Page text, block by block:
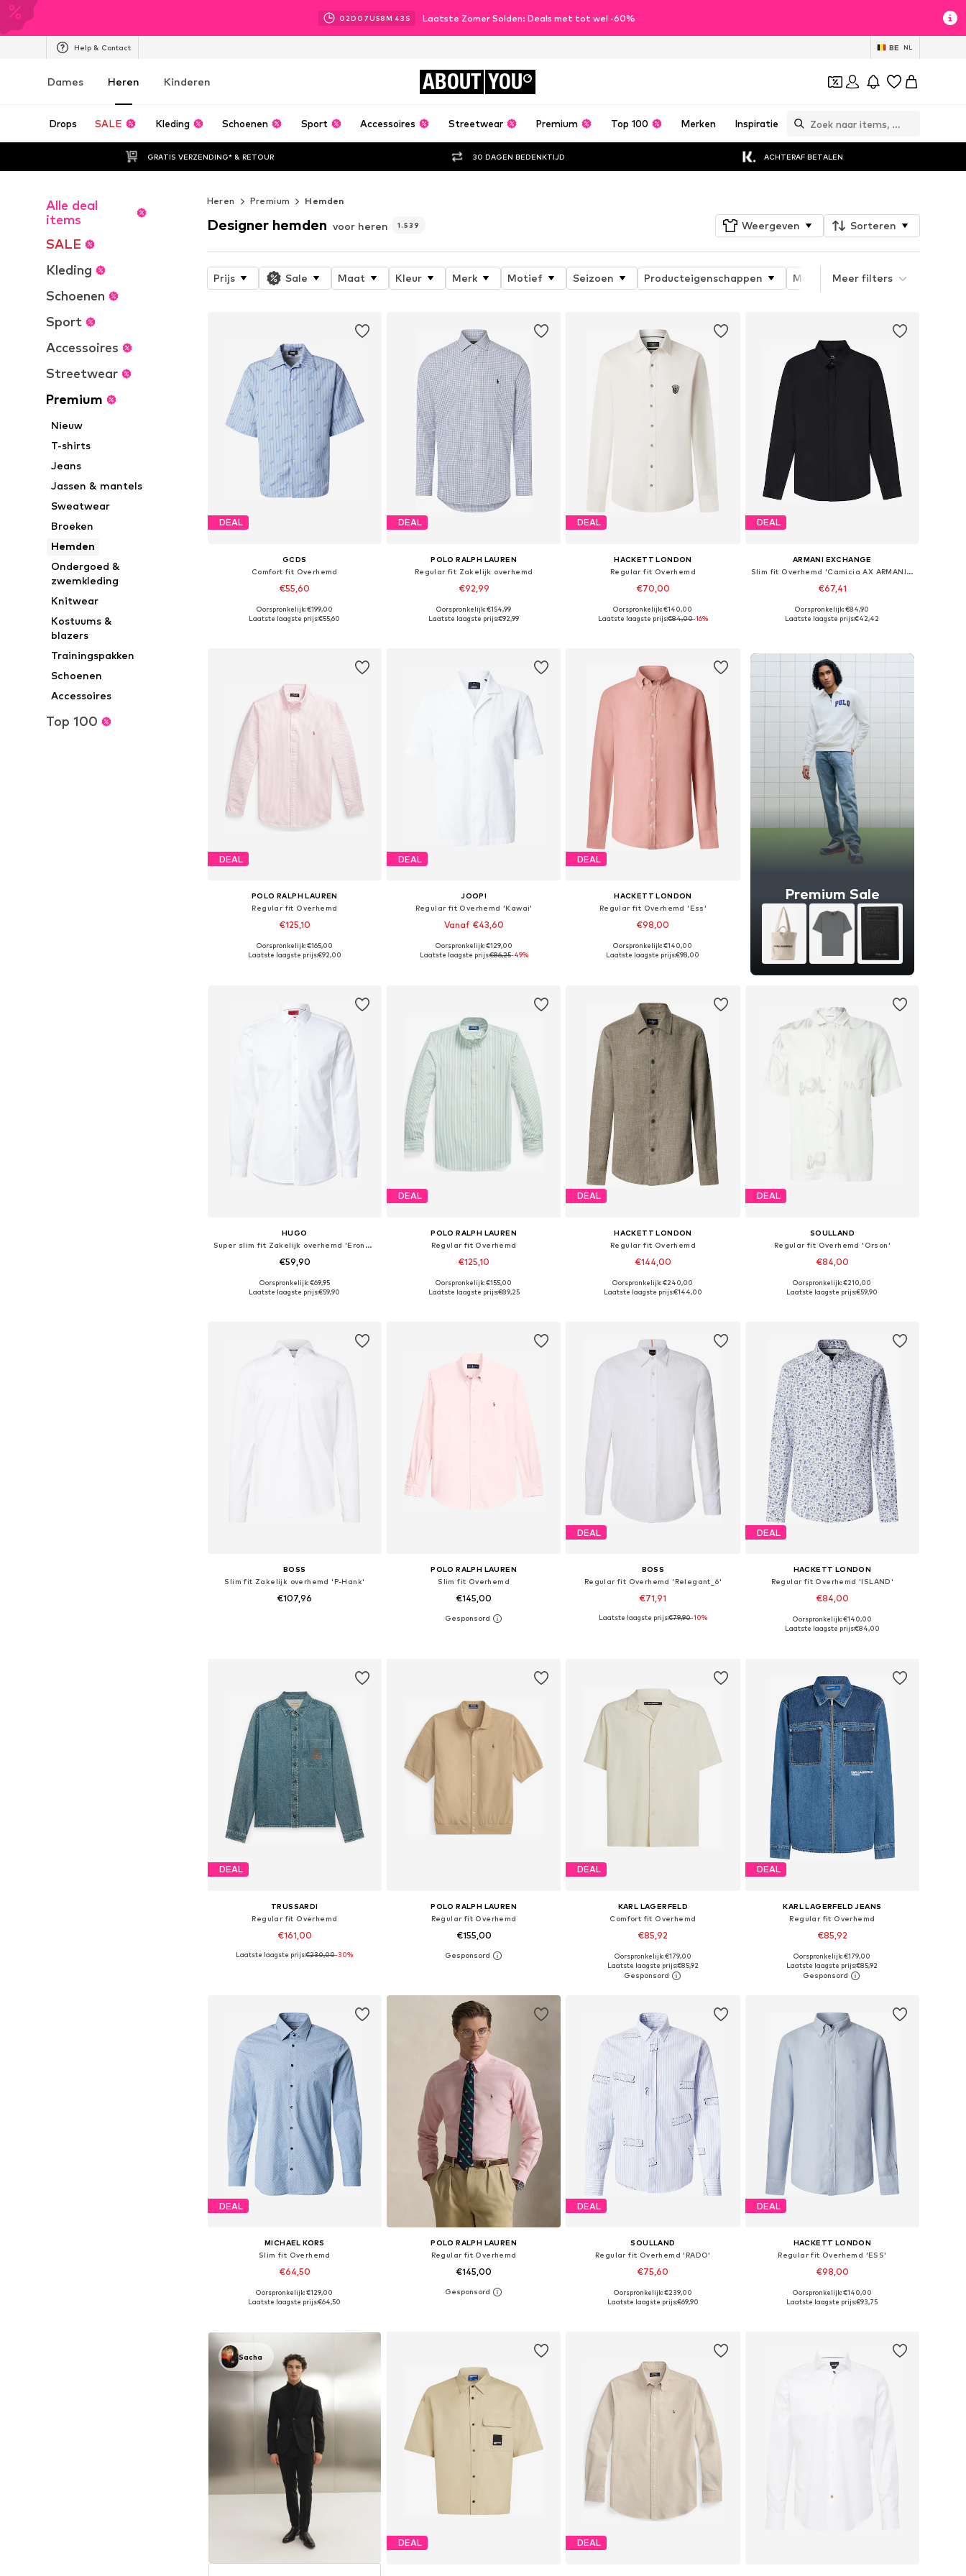
02D 07U58M 40 S Laatste Zomer Solden: Deals met tot wel -60%
Help & Contact BE NL
Dames Heren Kinderen ABOUT YOU
Drops SALE Kleding Schoenen Sport Accessoires Streetwear Premium Top 100 Merken Inspiratie
GRATIS VERZENDING* & RETOUR 30 DAGEN BEDENKTIJD ACHTERAF BETALEN
Alle deal
items
SALE
Kleding
Schoenen
Sport
Accessoires
Streetwear
Premium
Nieuw
T-shirts
Jeans
Jassen & mantels
Sweatwear
Broeken
Hemden
Ondergoed &
zwemkleding
Knitwear
Kostuums &
blazers
Trainingspakken
Schoenen
Accessoires
Top 100
Heren Premium Hemden
Designer hemden voor heren 1.539 Weergeven Sorteren
Prijs Sale Maat Kleur Merk Motief Seizoen Producteigenschappen Materiaal Pasvorm
Meer filters
DEAL
GCDS
Comfort fit Overhemd
€55,60
Beschikbare maten: L, XL
Oorspronkelijk: €199,00
Laatste laagste prijs:€55,60
DEAL
POLO RALPH LAUREN
Regular fit Zakelijk overhemd
€92,99
Beschikbare maten: 37-38, 39-40, 41-42
Oorspronkelijk: €154,99
Laatste laagste prijs:€92,99
DEAL
HACKETT LONDON
Regular fit Overhemd
€70,00
Beschikbare maten: XS, S, M, L, XL
Oorspronkelijk: €140,00
Laatste laagste prijs:€84,00-16%
DEAL
ARMANI EXCHANGE
Slim fit Overhemd 'Camicia AX ARMANI EXCHANGE da Uomo - 8NZCBD0113'
€67,41
Oorspronkelijk: €84,90
Laatste laagste prijs:€42,42
DEAL
POLO RALPH LAUREN
Regular fit Overhemd
€125,10
Beschikbare maten: XS, M, L, XXL
Oorspronkelijk: €165,00
Laatste laagste prijs:€92,00
DEAL
JOOP!
Regular fit Overhemd 'Kawai'
Vanaf €43,60
Beschikbare maten: M, L, XL
Oorspronkelijk: €129,00
Laatste laagste prijs:€86,25-49%
DEAL
HACKETT LONDON
Regular fit Overhemd 'Ess'
€98,00
+4
Beschikbare maten: XS, S, M, L, XL, XXL
Oorspronkelijk: €140,00
Laatste laagste prijs:€98,00
Premium Sale
HUGO
Super slim fit Zakelijk overhemd 'Erondo'
€59,90
Beschikbare maten: 38, 39, 40, 41, 42, 43
Oorspronkelijk: €69,95
Laatste laagste prijs:€59,90
DEAL
POLO RALPH LAUREN
Regular fit Overhemd
€125,10
+2
Beschikbare maten: S, M, L, XL, XXL
Oorspronkelijk: €155,00
Laatste laagste prijs:€89,25
DEAL
HACKETT LONDON
Regular fit Overhemd
€144,00
Beschikbare maten: M, L, XL, XXL, XXXL
Oorspronkelijk: €240,00
Laatste laagste prijs:€144,00
DEAL
SOULLAND
Regular fit Overhemd 'Orson'
€84,00
Beschikbare maten: M-L, L-XL, XL-XXL
Oorspronkelijk: €210,00
Laatste laagste prijs:€59,90
BOSS
Slim fit Zakelijk overhemd 'P-Hank'
€107,96
POLO RALPH LAUREN
Slim fit Overhemd
€145,00
+1
Beschikbare maten: XS, S, M, L, XL, XXL
DEAL
BOSS
Regular fit Overhemd 'Relegant_6'
€71,91
Beschikbare maten: S, M, L, XL, XXL
Laatste laagste prijs:€79,90-10%
DEAL
HACKETT LONDON
Regular fit Overhemd 'ISLAND'
€84,00
Beschikbare maten: XS, S, M, L, XL, XXL
Oorspronkelijk: €140,00
Laatste laagste prijs:€84,00
DEAL
TRUSSARDI
Regular fit Overhemd
€161,00
Beschikbare maten: S, M, L, XL, XXL
Laatste laagste prijs:€230,00-30%
POLO RALPH LAUREN
Regular fit Overhemd
€155,00
Beschikbare maten: S, M, L, XL, XXL
DEAL
KARL LAGERFELD
Comfort fit Overhemd
€85,92
Beschikbare maten: S, M, L, XL
In winkelmandje
Oorspronkelijk: €179,00
Laatste laagste prijs:€85,92
DEAL
KARL LAGERFELD JEANS
Regular fit Overhemd
€85,92
Beschikbare maten: XS, S, M, L, XL
In winkelmandje
Oorspronkelijk: €179,00
Laatste laagste prijs:€85,92
DEAL
MICHAEL KORS
Slim fit Overhemd
€64,50
Beschikbare maten: S-M, M, M-L, L-XL
Oorspronkelijk: €129,00
Laatste laagste prijs:€64,50
POLO RALPH LAUREN
Regular fit Overhemd
€145,00
Beschikbaar in vele maten
DEAL
SOULLAND
Regular fit Overhemd 'RADO'
€75,60
Beschikbare maten: M-L, L-XL
Oorspronkelijk: €239,00
Laatste laagste prijs:€69,90
DEAL
HACKETT LONDON
Regular fit Overhemd 'ESS'
€98,00
+4
Beschikbare maten: XS, S, M, L, XL, XXL
Oorspronkelijk: €140,00
Laatste laagste prijs:€93,75
Sacha
DEAL DEAL